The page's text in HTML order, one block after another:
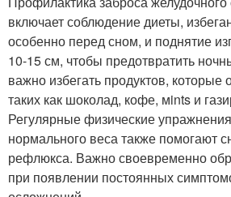
включает соблюдение диеты,
особенно перед сном, и поднятие
10-15 см, чтобы предотвратить
важно избегать продуктов,
таких как шоколад, кофе, мints и
Регулярные физические
нормального веса также помогают
рефлюкса. Важно своевременно
при появлении постоянных